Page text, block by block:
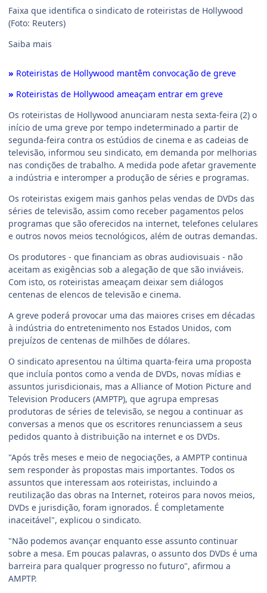
Faixa que identifica o sindicato de roteiristas de Hollywood
(Foto: Reuters)
Saiba mais
» Roteiristas de Hollywood mantêm convocação de greve
» Roteiristas de Hollywood ameaçam entrar em greve
Os roteiristas de Hollywood anunciaram nesta sexta-feira (2) o
início de uma greve por tempo indeterminado a partir de
segunda-feira contra os estúdios de cinema e as cadeias de
televisão, informou seu sindicato, em demanda por melhorias
nas condições de trabalho. A medida pode afetar gravemente
a indústria e interomper a produção de séries e programas.
Os roteiristas exigem mais ganhos pelas vendas de DVDs das
séries de televisão, assim como receber pagamentos pelos
programas que são oferecidos na internet, telefones celulares
e outros novos meios tecnológicos, além de outras demandas.
Os produtores - que financiam as obras audiovisuais - não
aceitam as exigências sob a alegação de que são inviáveis.
Com isto, os roteiristas ameaçam deixar sem diálogos
centenas de elencos de televisão e cinema.
A greve poderá provocar uma das maiores crises em décadas
à indústria do entretenimento nos Estados Unidos, com
prejuízos de centenas de milhões de dólares.
O sindicato apresentou na última quarta-feira uma proposta
que incluía pontos como a venda de DVDs, novas mídias e
assuntos jurisdicionais, mas a Alliance of Motion Picture and
Television Producers (AMPTP), que agrupa empresas
produtoras de séries de televisão, se negou a continuar as
conversas a menos que os escritores renunciassem a seus
pedidos quanto à distribuição na internet e os DVDs.
"Após três meses e meio de negociações, a AMPTP continua
sem responder às propostas mais importantes. Todos os
assuntos que interessam aos roteiristas, incluindo a
reutilização das obras na Internet, roteiros para novos meios,
DVDs e jurisdição, foram ignorados. É completamente
inaceitável", explicou o sindicato.
"Não podemos avançar enquanto esse assunto continuar
sobre a mesa. Em poucas palavras, o assunto dos DVDs é uma
barreira para qualquer progresso no futuro", afirmou a
AMPTP.